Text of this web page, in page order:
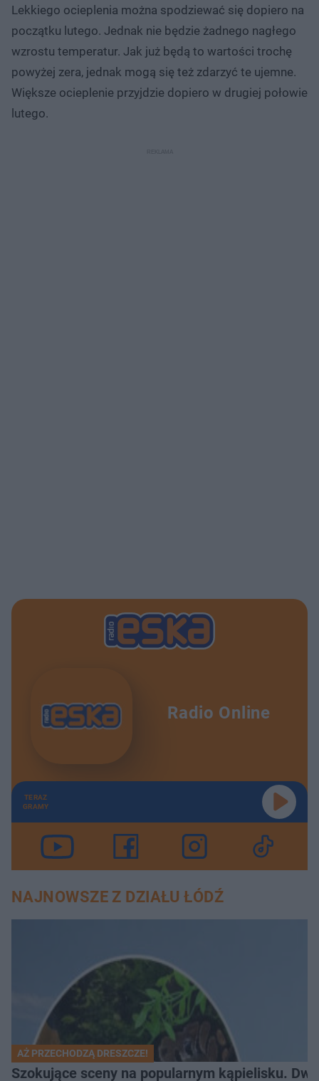
Lekkiego ocieplenia można spodziewać się dopiero na
początku lutego. Jednak nie będzie żadnego nagłego
wzrostu temperatur. Jak już będą to wartości trochę
powyżej zera, jednak mogą się też zdarzyć te ujemne.
Większe ocieplenie przyjdzie dopiero w drugiej połowie
lutego.
Radio Online
TERAZ
GRAMY
NAJNOWSZE Z DZIAŁU ŁÓDŹ
AŻ PRZECHODZĄ DRESZCZE!
Szokujące sceny na popularnym kąpielisku.